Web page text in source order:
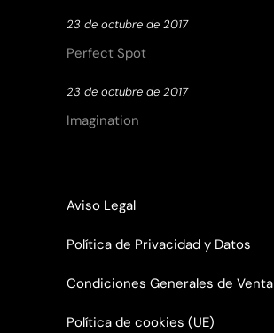
23 de octubre de 2017
Perfect Spot
23 de octubre de 2017
Imagination
Aviso Legal
Política de Privacidad y Datos
Condiciones Generales de Venta
Política de cookies (UE)